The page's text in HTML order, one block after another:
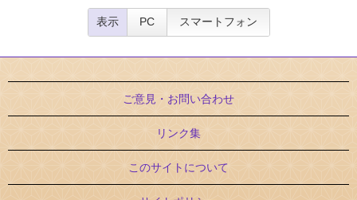
表示 PC スマートフォン
ご意見・お問い合わせ
リンク集
このサイトについて